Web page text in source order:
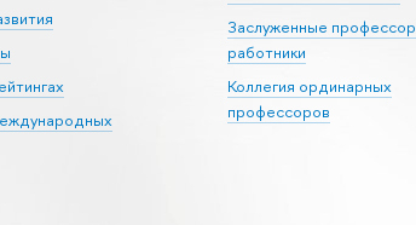
Заслуженные
работники
Коллегия ординарных
профессоров